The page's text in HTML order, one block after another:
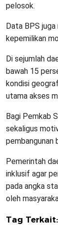
pelosok.
Data BPS
kepemilikan
Di sejumlah
bawah 15
kondisi
utama akses
Bagi Pemkab
sekaligus
pembangunan
Pemerintah
inklusif agar
pada angka
oleh
Tag Terkait: